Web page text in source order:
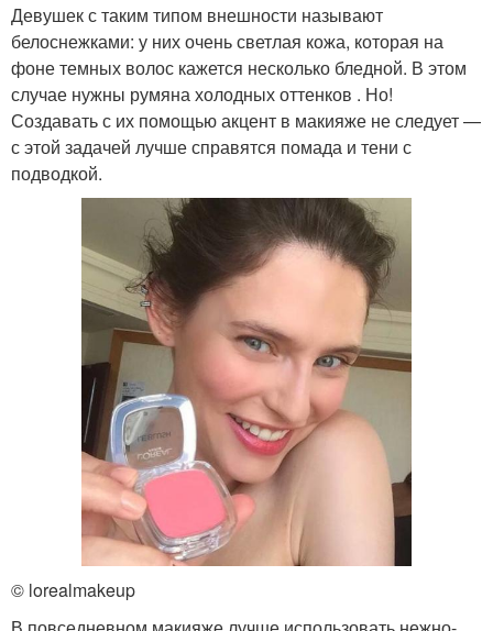
Девушек с таким типом внешности называют
белоснежками: у них очень светлая кожа, которая на
фоне темных волос кажется несколько бледной. В этом
случае нужны румяна холодных оттенков . Но!
Создавать с их помощью акцент в макияже не следует —
с этой задачей лучше справятся помада и тени с
подводкой.
© lorealmakeup